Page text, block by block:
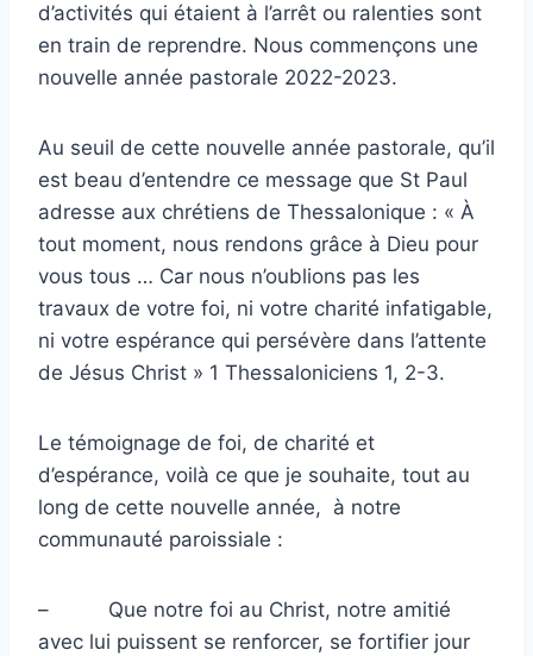
d’activités qui étaient à l’arrêt ou ralenties sont
en train de reprendre. Nous commençons une
nouvelle année pastorale 2022-2023.
Au seuil de cette nouvelle année pastorale, qu’il
est beau d’entendre ce message que St Paul
adresse aux chrétiens de Thessalonique : « À
tout moment, nous rendons grâce à Dieu pour
vous tous … Car nous n’oublions pas les
travaux de votre foi, ni votre charité infatigable,
ni votre espérance qui persévère dans l’attente
de Jésus Christ » 1 Thessaloniciens 1, 2-3.
Le témoignage de foi, de charité et
d’espérance, voilà ce que je souhaite, tout au
long de cette nouvelle année, à notre
communauté paroissiale :
–
Que notre foi au Christ, notre amitié
avec lui puissent se renforcer, se fortifier jour